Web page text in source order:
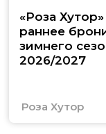
«Роза
раннее
зимнего
2026/2027
Роза Хутор